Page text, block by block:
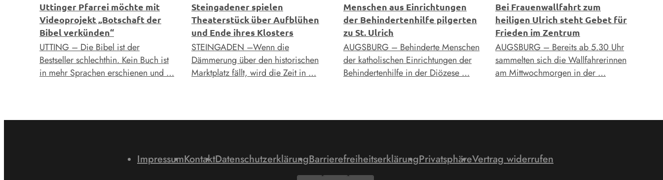
Uttinger Pfarrei möchte mit
Videoprojekt „Botschaft der
Bibel verkünden“
UTTING – Die Bibel ist der
Bestseller schlechthin. Kein Buch ist
in mehr Sprachen erschienen und …
Steingadener spielen
Theaterstück über Aufblühen
und Ende ihres Klosters
STEINGADEN –Wenn die
Dämmerung über den historischen
Marktplatz fällt, wird die Zeit in …
Menschen aus Einrichtungen
der Behindertenhilfe pilgerten
zu St. Ulrich
AUGSBURG – Behinderte Menschen
der katholischen Einrichtungen der
Behindertenhilfe in der Diözese …
Bei Frauenwallfahrt zum
heiligen Ulrich steht Gebet für
Frieden im Zentrum
AUGSBURG – Bereits ab 5.30 Uhr
sammelten sich die Wallfahrerinnen
am Mittwochmorgen in der …
ImpressumKontaktDatenschutzerklärungBarrierefreiheitserklärungPrivatsphäreVertrag widerrufen